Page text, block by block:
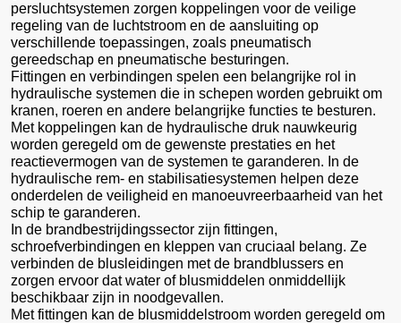
persluchtsystemen zorgen koppelingen voor de veilige
regeling van de luchtstroom en de aansluiting op
verschillende toepassingen, zoals pneumatisch
gereedschap en pneumatische besturingen.
Fittingen en verbindingen spelen een belangrijke rol in
hydraulische systemen die in schepen worden gebruikt om
kranen, roeren en andere belangrijke functies te besturen.
Met koppelingen kan de hydraulische druk nauwkeurig
worden geregeld om de gewenste prestaties en het
reactievermogen van de systemen te garanderen. In de
hydraulische rem- en stabilisatiesystemen helpen deze
onderdelen de veiligheid en manoeuvreerbaarheid van het
schip te garanderen.
In de brandbestrijdingssector zijn fittingen,
schroefverbindingen en kleppen van cruciaal belang. Ze
verbinden de blusleidingen met de brandblussers en
zorgen ervoor dat water of blusmiddelen onmiddellijk
beschikbaar zijn in noodgevallen.
Met fittingen kan de blusmiddelstroom worden geregeld om